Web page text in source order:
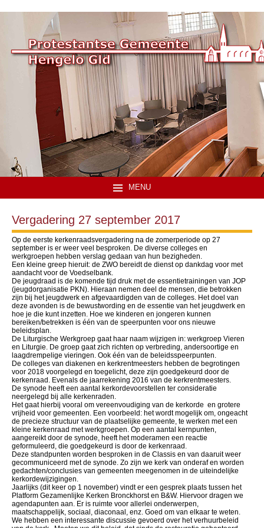
MENU
Vergadering 27 september 2017
Op de eerste kerkenraadsvergadering na de zomerperiode op 27
september is er weer veel besproken. De diverse colleges en
werkgroepen hebben verslag gedaan van hun bezigheden.
Een kleine greep hieruit: de ZWO bereidt de dienst op dankdag voor met
aandacht voor de Voedselbank.
De jeugdraad is de komende tijd druk met de essentietrainingen van JOP
(jeugdorganisatie PKN). Hieraan nemen deel de mensen, die betrokken
zijn bij het jeugdwerk en afgevaardigden van de colleges. Het doel van
deze avonden is de bewustwording en de essentie van het jeugdwerk en
hoe je die kunt inzetten. Hoe we kinderen en jongeren kunnen
bereiken/betrekken is één van de speerpunten voor ons nieuwe
beleidsplan.
De Liturgische Werkgroep gaat haar naam wijzigen in: werkgroep Vieren
en Liturgie. De groep gaat zich richten op verbreding, andersoortige en
laagdrempelige vieringen. Ook één van de beleidsspeerpunten.
De colleges van diakenen en kerkrentmeesters hebben de begrotingen
voor 2018 voorgelegd en toegelicht, deze zijn goedgekeurd door de
kerkenraad. Evenals de jaarrekening 2016 van de kerkrentmeesters.
De synode heeft een aantal kerkordevoorstellen ter consideratie
neergelegd bij alle kerkenraden.
Het gaat hierbij vooral om vereenvoudiging van de kerkorde en grotere
vrijheid voor gemeenten. Een voorbeeld: het wordt mogelijk om, ongeacht
de precieze structuur van de plaatselijke gemeente, te werken met een
kleine kerkenraad met werkgroepen. Op een aantal kernpunten,
aangereikt door de synode, heeft het moderamen een reactie
geformuleerd, die goedgekeurd is door de kerkenraad.
Deze standpunten worden besproken in de Classis en van daaruit weer
gecommuniceerd met de synode. Zo zijn we kerk van onderaf en worden
gedachten/conclusies van gemeenten meegenomen in de uiteindelijke
kerkordewijzigingen.
Jaarlijks (dit keer op 1 november) vindt er een gesprek plaats tussen het
Platform Gezamenlijke Kerken Bronckhorst en B&W. Hiervoor dragen we
agendapunten aan. Er is ruimte voor allerlei onderwerpen,
maatschappelijk, sociaal, diaconaal, enz. Goed om van elkaar te weten.
We hebben een interessante discussie gevoerd over het verhuurbeleid